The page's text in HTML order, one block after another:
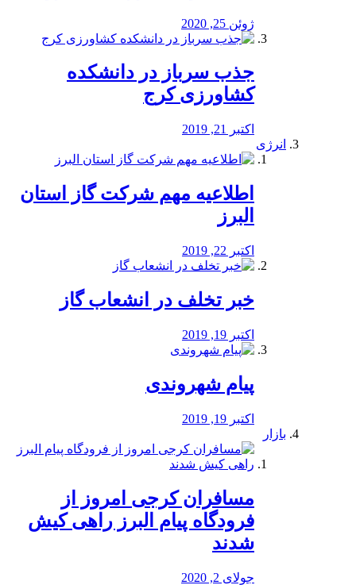
ژوئن 25, 2020
جذب سرباز در دانشکده
کشاورزی کرج
اکتبر 21, 2019
انرژی
️اطلاعیه مهم شرکت گاز استان
البرز
اکتبر 22, 2019
خبر تخلف در انشعاب گاز
اکتبر 19, 2019
پیام شهروندی
اکتبر 19, 2019
بازار
مسافران کرجی امروز از
فرودگاه پیام البرز راهی کیش
شدند
جولای 2, 2020